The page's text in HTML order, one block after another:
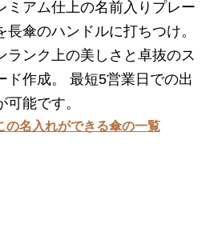
ミアム仕上の名前入りプレー
長傘のハンドルに打ちつけ。
ランク上の美しさと卓抜のス
ド作成。 最短5営業日での出
可能です。
の名入れができる傘の一覧